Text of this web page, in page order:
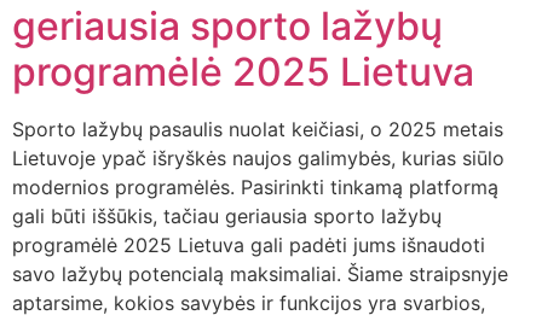
geriausia sporto lažybų
programėlė 2025 Lietuva
Sporto lažybų pasaulis nuolat keičiasi, o 2025 metais
Lietuvoje ypač išryškės naujos galimybės, kurias siūlo
modernios programėlės. Pasirinkti tinkamą platformą
gali būti iššūkis, tačiau geriausia sporto lažybų
programėlė 2025 Lietuva gali padėti jums išnaudoti
savo lažybų potencialą maksimaliai. Šiame straipsnyje
aptarsime, kokios savybės ir funkcijos yra svarbios,